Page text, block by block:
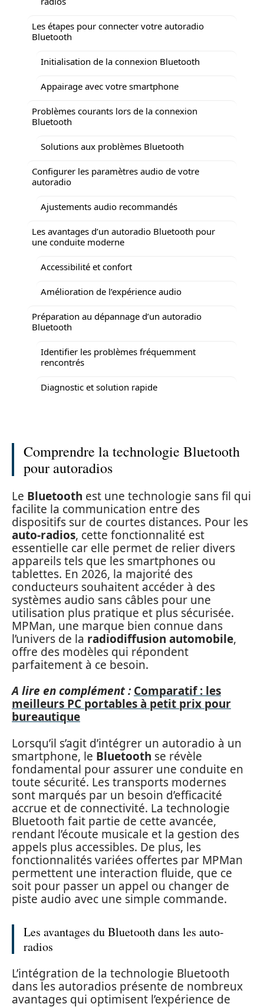
Les étapes pour connecter votre autoradio
Bluetooth
Initialisation de la connexion Bluetooth
Appairage avec votre smartphone
Problèmes courants lors de la connexion
Bluetooth
Solutions aux problèmes Bluetooth
Configurer les paramètres audio de votre
autoradio
Ajustements audio recommandés
Les avantages d’un autoradio Bluetooth pour
une conduite moderne
Accessibilité et confort
Amélioration de l’expérience audio
Préparation au dépannage d’un autoradio
Bluetooth
Identifier les problèmes fréquemment
rencontrés
Diagnostic et solution rapide
Comprendre la technologie Bluetooth
pour autoradios
Le Bluetooth est une technologie sans fil qui
facilite la communication entre des
dispositifs sur de courtes distances. Pour les
auto-radios, cette fonctionnalité est
essentielle car elle permet de relier divers
appareils tels que les smartphones ou
tablettes. En 2026, la majorité des
conducteurs souhaitent accéder à des
systèmes audio sans câbles pour une
utilisation plus pratique et plus sécurisée.
MPMan, une marque bien connue dans
l’univers de la radiodiffusion automobile,
offre des modèles qui répondent
parfaitement à ce besoin.
A lire en complément : Comparatif : les
meilleurs PC portables à petit prix pour
bureautique
Lorsqu’il s’agit d’intégrer un autoradio à un
smartphone, le Bluetooth se révèle
fondamental pour assurer une conduite en
toute sécurité. Les transports modernes
sont marqués par un besoin d’efficacité
accrue et de connectivité. La technologie
Bluetooth fait partie de cette avancée,
rendant l’écoute musicale et la gestion des
appels plus accessibles. De plus, les
fonctionnalités variées offertes par MPMan
permettent une interaction fluide, que ce
soit pour passer un appel ou changer de
piste audio avec une simple commande.
Les avantages du Bluetooth dans les auto-
radios
L’intégration de la technologie Bluetooth
dans les autoradios présente de nombreux
avantages qui optimisent l’expérience de